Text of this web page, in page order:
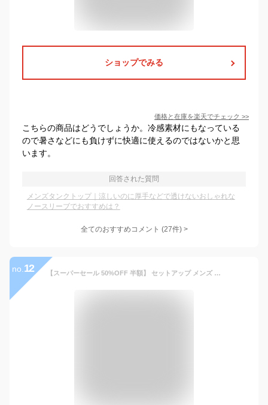
ショップでみる
価格と在庫を楽天でチェック >>
こちらの商品はどうでしょうか。冷感素材にもなっている
ので暑さなどにも負けずに快適に使えるのではないかと思
います。
回答された質問
メンズタンクトップ｜涼しいのに厚手などで透けないおしゃれな
ノースリーブでおすすめは？
全てのおすすめコメント (27件) >
no. 12 【スーパーセール 50%OFF 半額】 セットアップ メンズ 麻 涼しい 上下セット テーラードジャケット イージーパンツ ジャケット パンツ セット 春夏 涼しい リネン おしゃれ アウター ゴムウエスト ブレザー ブルゾン 夏 全5色 ジェネレス